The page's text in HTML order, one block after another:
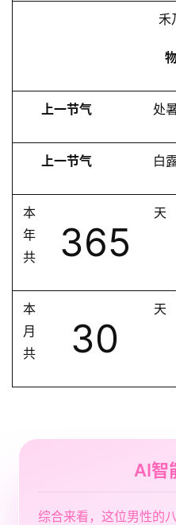
禾
上一节气 处
上一节气 白
本
年
共
365
天
本
月
共
30
天
AI智
综合来看，这位男性的